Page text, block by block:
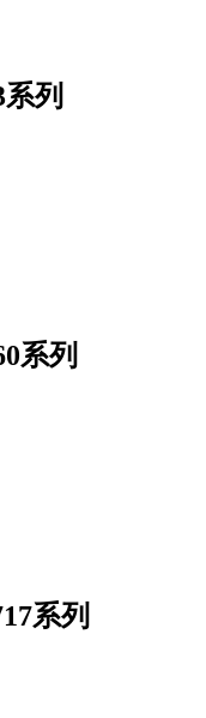
列
系列
系列